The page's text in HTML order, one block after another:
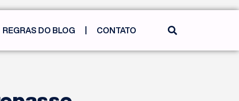
REGRAS DO BLOG CONTATO